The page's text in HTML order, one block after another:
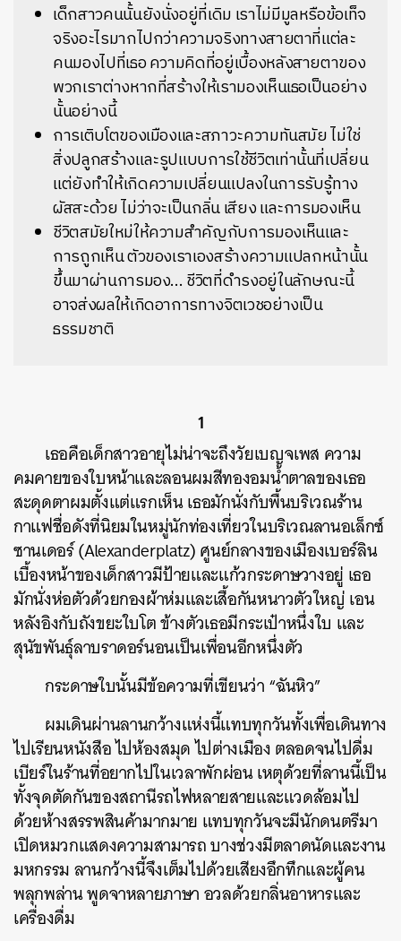
เด็กสาวคนนั้นยังนั่งอยู่ที่เดิม เราไม่มีมูลหรือข้อเท็จ
จริงอะไรมากไปกว่าความจริงทางสายตาที่แต่ละ
คนมองไปที่เธอ ความคิดที่อยู่เบื้องหลังสายตาของ
พวกเราต่างหากที่สร้างให้เรามองเห็นเธอเป็นอย่าง
นั้นอย่างนี้
การเติบโตของเมืองและสภาวะความทันสมัย ไม่ใช่
สิ่งปลูกสร้างและรูปแบบการใช้ชีวิตเท่านั้นที่เปลี่ยน
แต่ยังทำให้เกิดความเปลี่ยนแปลงในการรับรู้ทาง
ผัสสะด้วย ไม่ว่าจะเป็นกลิ่น เสียง และการมองเห็น
ชีวิตสมัยใหม่ให้ความสำคัญกับการมองเห็นและ
การถูกเห็น ตัวของเราเองสร้างความแปลกหน้านั้น
ขึ้นมาผ่านการมอง... ชีวิตที่ดำรงอยู่ในลักษณะนี้
อาจส่งผลให้เกิดอาการทางจิตเวชอย่างเป็น
ธรรมชาติ
1
เธอคือเด็กสาวอายุไม่น่าจะถึงวัยเบญจเพส ความ
คมคายของใบหน้าและลอนผมสีทองอมน้ำตาลของเธอ
สะดุดตาผมตั้งแต่แรกเห็น เธอมักนั่งกับพื้นบริเวณร้าน
กาแฟชื่อดังที่นิยมในหมู่นักท่องเที่ยวในบริเวณลานอเล็กซ์
ซานเดอร์ (Alexanderplatz) ศูนย์กลางของเมืองเบอร์ลิน
เบื้องหน้าของเด็กสาวมีป้ายและแก้วกระดาษวางอยู่ เธอ
มักนั่งห่อตัวด้วยกองผ้าห่มและเสื้อกันหนาวตัวใหญ่ เอน
หลังอิงกับถังขยะใบโต ข้างตัวเธอมีกระเป๋าหนึ่งใบ และ
สุนัขพันธุ์ลาบราดอร์นอนเป็นเพื่อนอีกหนึ่งตัว
กระดาษใบนั้นมีข้อความที่เขียนว่า “ฉันหิว”
ผมเดินผ่านลานกว้างแห่งนี้แทบทุกวันทั้งเพื่อเดินทาง
ไปเรียนหนังสือ ไปห้องสมุด ไปต่างเมือง ตลอดจนไปดื่ม
เบียร์ในร้านที่อยากไปในเวลาพักผ่อน เหตุด้วยที่ลานนี้เป็น
ทั้งจุดตัดกันของสถานีรถไฟหลายสายและแวดล้อมไป
ด้วยห้างสรรพสินค้ามากมาย แทบทุกวันจะมีนักดนตรีมา
เปิดหมวกแสดงความสามารถ บางช่วงมีตลาดนัดและงาน
มหกรรม ลานกว้างนี้จึงเต็มไปด้วยเสียงอึกทึกและผู้คน
พลุกพล่าน พูดจาหลายภาษา อวลด้วยกลิ่นอาหารและ
เครื่องดื่ม